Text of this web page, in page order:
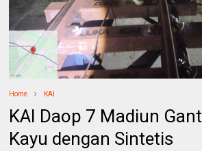
Home KAI
KAI Daop 7 Madiun
Kayu dengan Sintetis